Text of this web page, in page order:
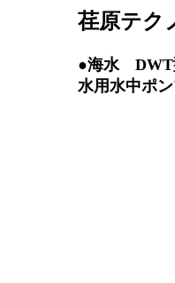
荏原テク
●海水 DWT
水用水中ポ